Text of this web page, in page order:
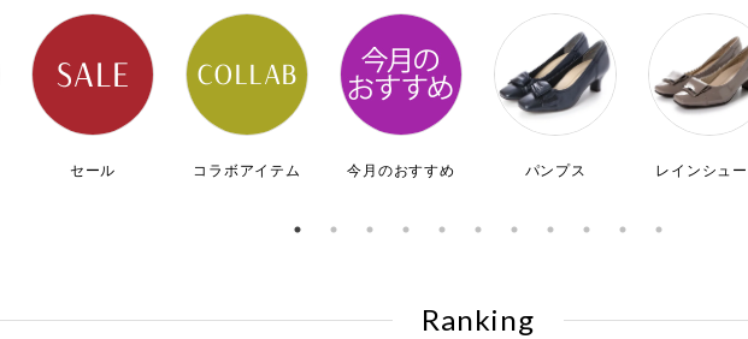
セール コラボアイテム 今月のおすすめ パンプス レインシュ
Ranking